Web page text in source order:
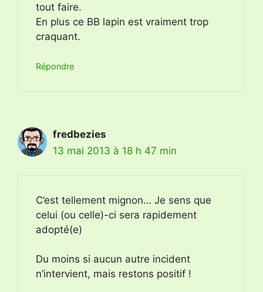
tout faire.
En plus ce BB lapin est vraiment trop
craquant.
Répondre
fredbezies
13 mai 2013 à 18 h 47 min
C’est tellement mignon… Je sens que
celui (ou celle)-ci sera rapidement
adopté(e)
Du moins si aucun autre incident
n’intervient, mais restons positif !